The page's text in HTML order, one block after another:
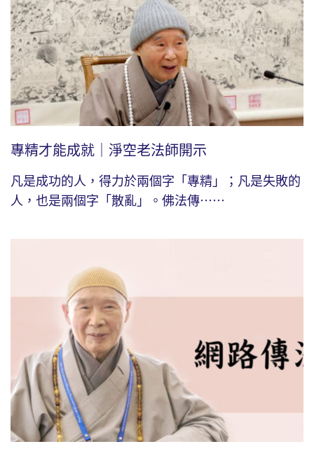
專精才能成就｜淨空老法師開示
凡是成功的人，得力於兩個字「專精」；凡是失敗的
人，也是兩個字「散亂」。佛法傳⋯⋯